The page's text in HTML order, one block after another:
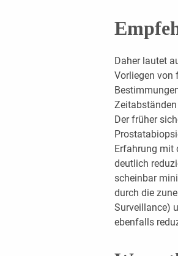
Daher lautet
Vorliegen von
Der früher
Erfahrung mit
deutlich
scheinbar
durch die
Surveillance)
ebenfalls